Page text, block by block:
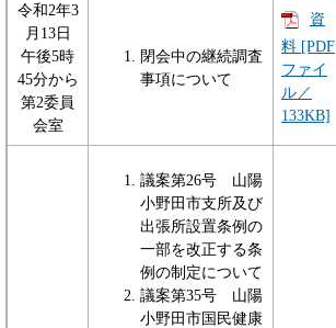
令和2年3
月13日
午後5時
45分から
第2委員
会室
閉会中の継続調査
事項について
資
料 [PDF
ファイ
ル／
133KB]
議案第26号 山陽
小野田市支所及び
出張所設置条例の
一部を改正する条
例の制定について
議案第35号 山陽
小野田市国民健康